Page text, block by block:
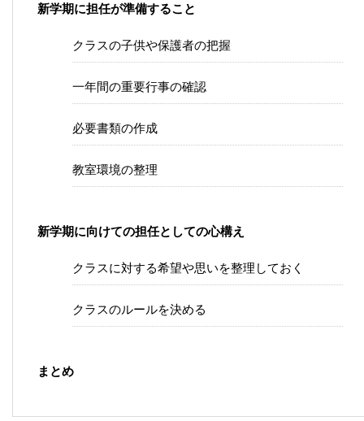
新学期に担任が準備すること
クラスの子供や保護者の把握
一年間の重要行事の確認
必要書類の作成
教室環境の整理
新学期に向けての担任としての心構え
クラスに対する希望や思いを整理しておく
クラスのルールを決める
まとめ